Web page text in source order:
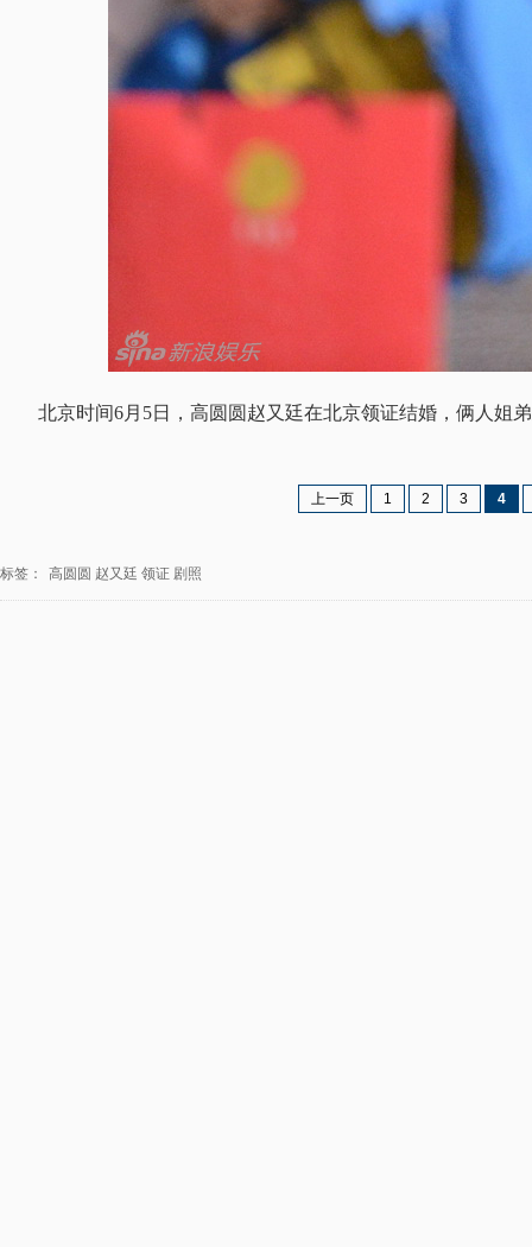
北京时间6月5日，高圆圆赵又廷在北京领证结婚，俩人姐
上一页 1 2 3 4
标签： 高圆圆 赵又廷 领证 剧照